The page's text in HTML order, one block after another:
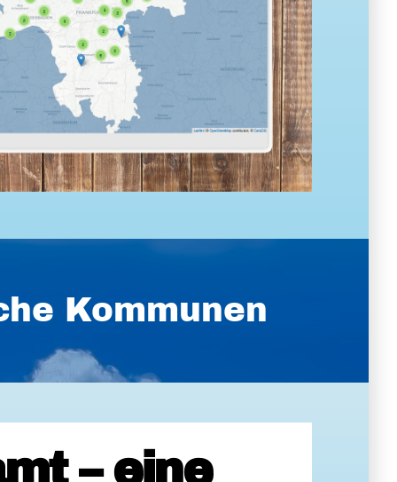
Kommunen
– eine